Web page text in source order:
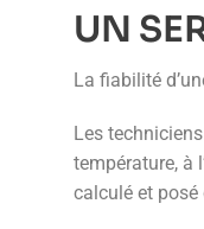
UN
La fiabilité
Les
température, à
calculé et posé